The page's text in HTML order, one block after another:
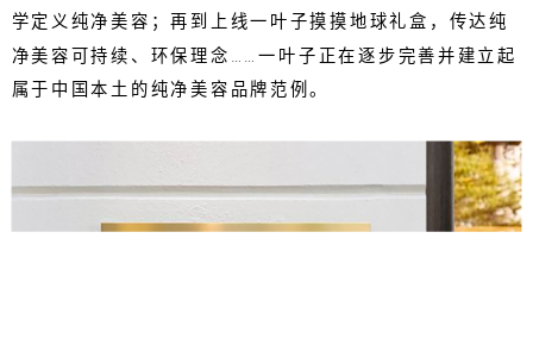
学定义纯净美容；再到上线一叶子摸摸地球礼盒，传达纯
净美容可持续、环保理念……一叶子正在逐步完善并建立起
属于中国本土的纯净美容品牌范例。